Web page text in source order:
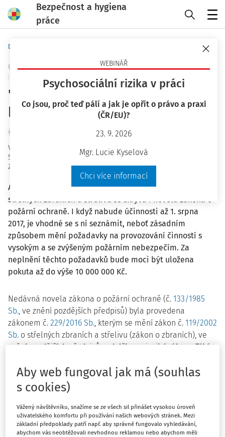
Bezpečnost a hygiena
práce
WEBINÁŘ
Psychosociální rizika v práci
Co jsou, proč teď pálí a jak je opřít o právo a praxi
(ČR/EU)?
23. 9. 2026
Mgr. Lucie Kyselová
Chci více informací
Domů
POŽÁRNÍ OCHRANA A PROTIVÝBUCHOVÁ PREVENCE
"Utajené" zpřísnění požární
bezpečnosti
Vydáno
5 minut čtení
Zdroj
Bezpečnost a hygiena práce 9/2016
Asi málokoho napadlo, že v nedávné novele zákona o
střelných zbraních a střelivu se skrývá i novela zákona o
požární ochraně. I když nabude účinnosti až 1. srpna
2017, je vhodné se s ní seznámit, neboť zásadním
způsobem mění požadavky na provozování činností s
vysokým a se zvýšeným požárním nebezpečím. Za
neplnění těchto požadavků bude moci být uložena
pokuta až do výše 10 000 000 Kč.
Nedávná novela zákona o požární ochraně (č. 133/1985
Sb., ve znění pozdějších předpisů) byla provedena
zákonem č. 229/2016 Sb., kterým se mění zákon č. 119/2002
Sb. o střelných zbraních a střelivu (zákon o zbraních), ve
znění pozdějších předpisů, a další související zákony. Týká
oprávněnosti právnické nebo fyzické podnikající osoby
provozovat činnost s vysokým požárním nebezpečím nebo
činnost se zvýšeným požárním nebezpečím, u které nejsou
běžné podmínky pro zásah, a ukládání pokut státním
požárním dozorem. Mění nebo doplňuje celou řadu
paragrafů, především § 6a, 6b, 6c, 76c a 76d.
Aby web fungoval jak má (souhlas
s cookies)
Vážený návštěvníku, snažíme se ze všech sil přinášet vysokou úroveň
uživatelského komfortu při používání našich webových stránek. Mezi
základní předpoklady patří např. aby správně fungovalo vyhledávání,
abychom vás neobtěžovali nevhodnou reklamou nebo abychom měli